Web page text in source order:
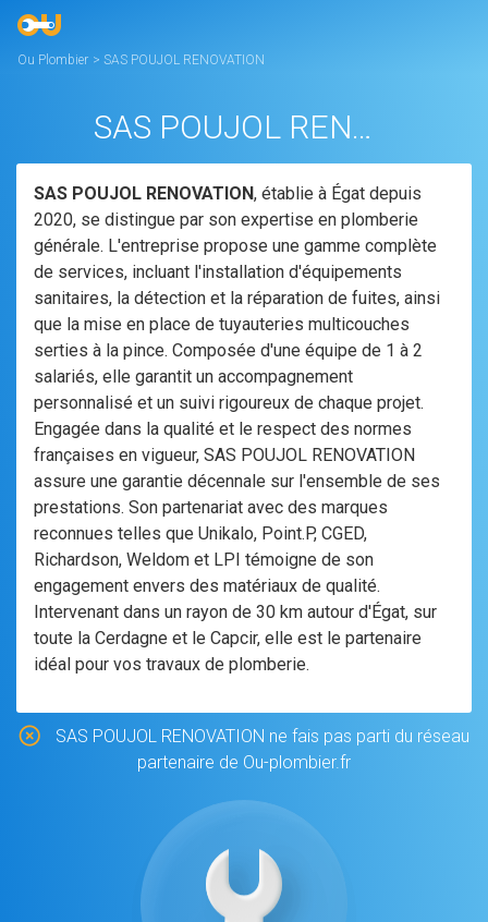
Ou Plombier > SAS POUJOL RENOVATION
SAS POUJOL RENOVATION
SAS POUJOL RENOVATION, établie à Égat depuis
2020, se distingue par son expertise en plomberie
générale. L'entreprise propose une gamme complète
de services, incluant l'installation d'équipements
sanitaires, la détection et la réparation de fuites, ainsi
que la mise en place de tuyauteries multicouches
serties à la pince. Composée d'une équipe de 1 à 2
salariés, elle garantit un accompagnement
personnalisé et un suivi rigoureux de chaque projet.
Engagée dans la qualité et le respect des normes
françaises en vigueur, SAS POUJOL RENOVATION
assure une garantie décennale sur l'ensemble de ses
prestations. Son partenariat avec des marques
reconnues telles que Unikalo, Point.P, CGED,
Richardson, Weldom et LPI témoigne de son
engagement envers des matériaux de qualité.
Intervenant dans un rayon de 30 km autour d'Égat, sur
toute la Cerdagne et le Capcir, elle est le partenaire
idéal pour vos travaux de plomberie.
SAS POUJOL RENOVATION ne fais pas parti du réseau
partenaire de Ou-plombier.fr